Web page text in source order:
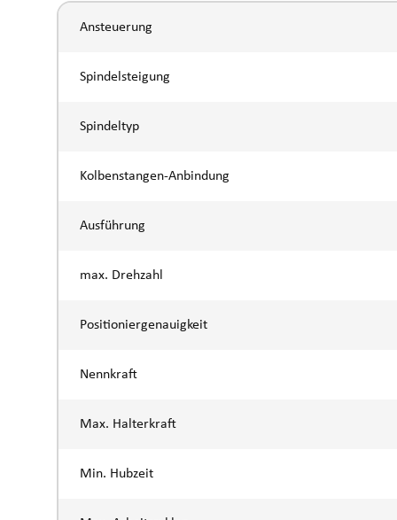
Ansteuerung
Spindelsteigung
Spindeltyp
Kolbenstangen-Anbindung
Ausführung
max. Drehzahl
Positioniergenauigkeit
Nennkraft
Max. Halterkraft
Min. Hubzeit